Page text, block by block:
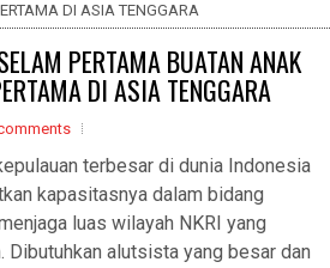
DI ASIA TENGGARA
PERTAMA BUATAN ANAK
DI ASIA TENGGARA
terbesar di dunia Indonesia
kapasitasnya dalam bidang
luas wilayah NKRI yang
Dibutuhkan alutsista yang besar dan